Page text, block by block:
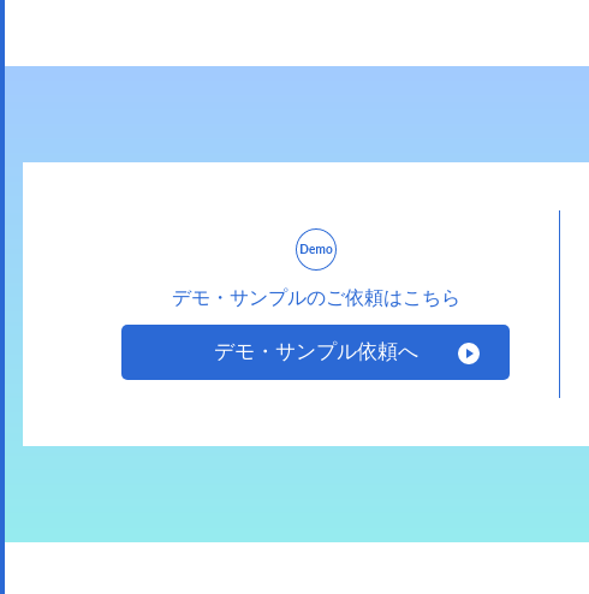
デモ・サンプルのご依頼はこちら
デモ・サンプル依頼へ